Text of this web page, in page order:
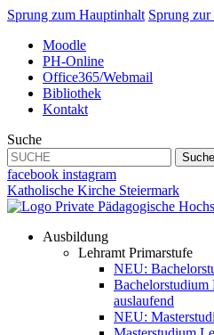
Sprung zum Hauptinhalt Sprung zur
Moodle
PH-Online
Office365/Webmail
Bibliothek
Kontakt
Suche
facebook instagram
Katholische Kirche Steiermark
Ausbildung
Lehramt Primarstufe
NEU:
Bachelorstudium
auslaufend
NEU: